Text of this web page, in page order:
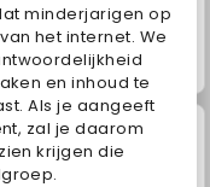
minderjarigen op
het internet. We
en inhoud te
Als je aangeeft
zal je daarom
krijgen die
Juice Merge